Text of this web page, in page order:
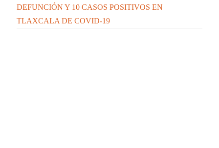
DEFUNCIÓN Y 10 CASOS POSITIVOS EN
TLAXCALA DE COVID-19